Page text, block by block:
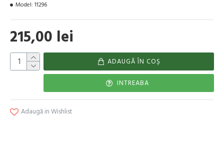
215,00 lei
Model: 11296
ADAUGĂ ÎN COŞ
INTREABA
Adaugă in Wishlist